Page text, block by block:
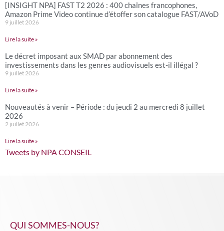
[INSIGHT NPA] FAST T2 2026 : 400 chaînes francophones,
Amazon Prime Video continue d’étoffer son catalogue FAST/AVoD
9 juillet 2026
Lire la suite »
Le décret imposant aux SMAD par abonnement des
investissements dans les genres audiovisuels est-il illégal ?
9 juillet 2026
Lire la suite »
Nouveautés à venir – Période : du jeudi 2 au mercredi 8 juillet
2026
2 juillet 2026
Lire la suite »
Tweets by NPA CONSEIL
QUI SOMMES-NOUS?